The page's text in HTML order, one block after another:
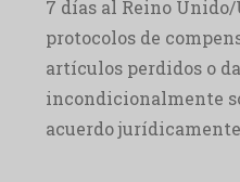
7 días al Reino
protocolos de
artículos perdidos o
incondicionalmente
acuerdo